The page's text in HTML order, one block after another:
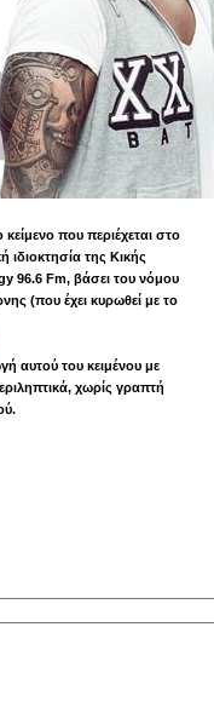
που περιέχεται στο
ιδιοκτησία της Κικής
96.6 Fm, βάσει του νόμου
(που έχει κυρωθεί με το
αυτού του κειμένου με
χωρίς γραπτή